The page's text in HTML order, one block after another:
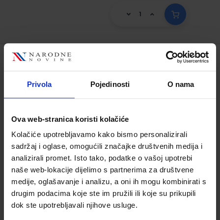
Privola Pojedinosti O nama
Ova web-stranica koristi kolačiće
Kolačiće upotrebljavamo kako bismo personalizirali
sadržaj i oglase, omogućili značajke društvenih medija i
analizirali promet. Isto tako, podatke o vašoj upotrebi
naše web-lokacije dijelimo s partnerima za društvene
medije, oglašavanje i analizu, a oni ih mogu kombinirati s
drugim podacima koje ste im pružili ili koje su prikupili
dok ste upotrebljavali njihove usluge.
razred četverogodišnjih strukovnih
Autor(i):Branimir Dakić Neven Elezović
Nakladnik:ELEMENT d.o.o.
Registarski broj
ministarstva:8003
26,50 €